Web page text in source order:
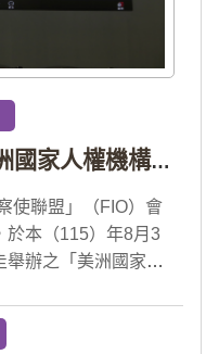
監察院受邀出席「美洲國家人權機構網絡」年會 分享我國氣候災害防治經驗 打造國際永續韌性
使聯盟」（FIO）會
於本（115）年8月3
舉辦之「美洲國家人
氣候緊急狀態與人
察機構、護民官署